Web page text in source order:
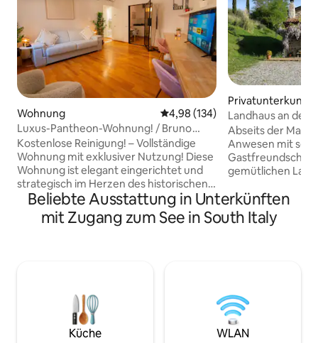
Wohnung Durchschnittliche Bewertung:
4,98 (134)
Luxus-Pantheon-Wohnung! / Bruno
Domus Design
Kostenlose Reinigung! – Vollständige
Wohnung mit exklusiver Nutzung! Diese
Wohnung ist elegant eingerichtet und
strategisch im Herzen des historischen
Zentrums gelegen. Sie sorgt für einen
angenehmen und effizienten
Aufenthalt während des Besuchs der
Umgeben von Restaurants aller Art, ist
es nur 2 Gehminuten vom Pantheon
entfernt und in der Nähe von
Konditoreien für ein herrliches
Privatunterkunft
Landhaus an der
Abseits der
Anwesen mit
Gastfreundschaft
gemütlichen
effiziente
erhalten.
Basilikata und
einfaches Set für
einen
Radtouren. Auf
Ladestation für
Beliebte Ausstattung in Unterkünften
mit Zugang zum See in South Italy
Küche WLAN